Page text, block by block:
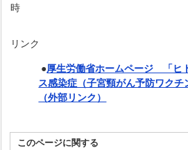
時
リンク
●厚生労働省ホームページ 「ヒ
ス感染症（子宮頸がん予防ワクチ
（外部リンク）
このページに関する